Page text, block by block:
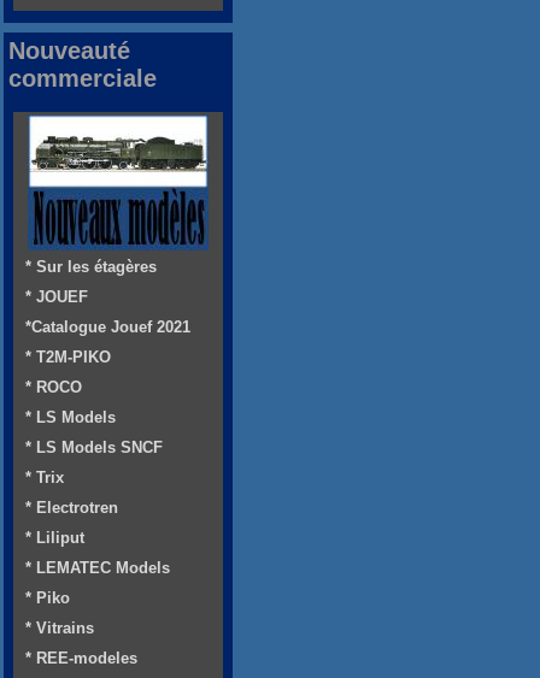
Nouveauté
commerciale
* Sur les étagères
* JOUEF
*Catalogue Jouef 2021
* T2M-PIKO
* ROCO
* LS Models
* LS Models SNCF
* Trix
* Electrotren
* Liliput
* LEMATEC Models
* Piko
* Vitrains
* REE-modeles